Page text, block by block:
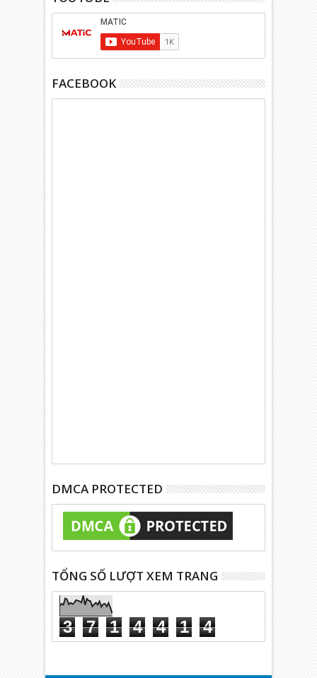
FACEBOOK
DMCA PROTECTED
TỔNG SỐ LƯỢT XEM TRANG
3 7 1 4 4 1 4